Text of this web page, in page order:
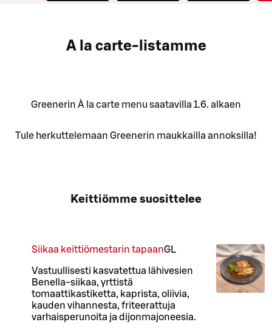
A la carte-listamme
Greenerin À la carte menu saatavilla 1.6. alkaen
Tule herkuttelemaan Greenerin maukkailla annoksilla!
Keittiömme suosittelee
Siikaa keittiömestarin tapaanGL
Vastuullisesti kasvatettua lähivesien
Benella-siikaa, yrttistä
tomaattikastiketta, kaprista, oliivia,
kauden vihannesta, friteerattuja
varhaisperunoita ja dijonmajoneesia.